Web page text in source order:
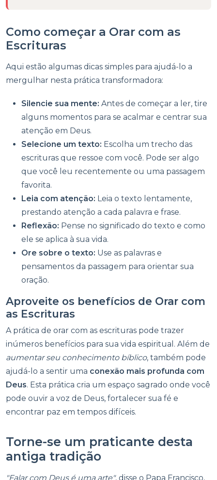
Como começar a Orar com as
Escrituras
Aqui estão algumas dicas simples para ajudá-lo a
mergulhar nesta prática transformadora:
Silencie sua mente: Antes de começar a ler, tire
alguns momentos para se acalmar e centrar sua
atenção em Deus.
Selecione um texto: Escolha um trecho das
escrituras que ressoe com você. Pode ser algo
que você leu recentemente ou uma passagem
favorita.
Leia com atenção: Leia o texto lentamente,
prestando atenção a cada palavra e frase.
Reflexão: Pense no significado do texto e como
ele se aplica à sua vida.
Ore sobre o texto: Use as palavras e
pensamentos da passagem para orientar sua
oração.
Aproveite os benefícios de Orar com
as Escrituras
A prática de orar com as escrituras pode trazer
inúmeros benefícios para sua vida espiritual. Além de
aumentar seu conhecimento bíblico, também pode
ajudá-lo a sentir uma conexão mais profunda com
Deus. Esta prática cria um espaço sagrado onde você
pode ouvir a voz de Deus, fortalecer sua fé e
encontrar paz em tempos difíceis.
Torne-se um praticante desta
antiga tradição
"Falar com Deus é uma arte", disse o Papa Francisco,